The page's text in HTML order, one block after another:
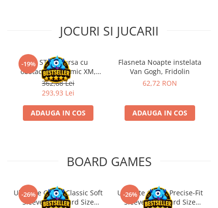
JOCURI SI JUCARII
-19%Kit STEM Cursa cu
obstacole Dynamic XM,
Fischertechnik
362,88 Lei
293,93 Lei
ADAUGA IN COS
Flasneta Noapte instelata
Van Gogh, Fridolin
62,72 RON
ADAUGA IN COS
BOARD GAMES
-26%
Ultimate Guard Classic Soft
Sleeves Standard Size
-26%
Ultimate Guard Precise-Fit
Sleeves Standard Size